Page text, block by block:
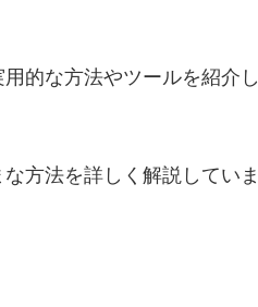
的な方法やツールを紹介し
方法を詳しく解説していま